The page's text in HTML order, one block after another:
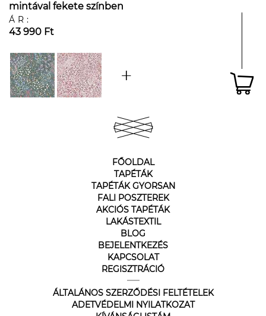
mintával fekete színben
ÁR:
43 990 Ft
FŐOLDAL
TAPÉTÁK
TAPÉTÁK GYORSAN
FALI POSZTEREK
AKCIÓS TAPÉTÁK
LAKÁSTEXTIL
BLOG
BEJELENTKEZÉS
KAPCSOLAT
REGISZTRÁCIÓ
ÁLTALÁNOS SZERZŐDÉSI FELTÉTELEK
ADETVÉDELMI NYILATKOZAT